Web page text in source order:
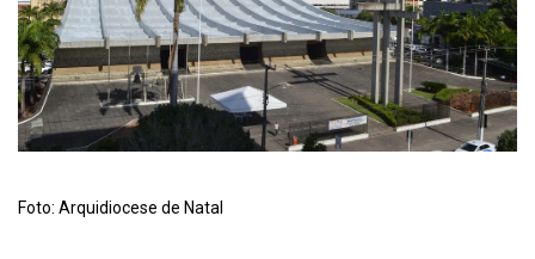
Foto: Arquidiocese de Natal